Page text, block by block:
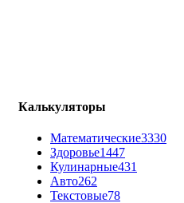
Калькуляторы
Математические3330
Здоровье1447
Кулинарные431
Авто262
Текстовые78